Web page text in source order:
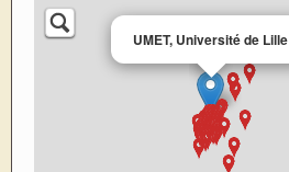
UMET, Université de Lille